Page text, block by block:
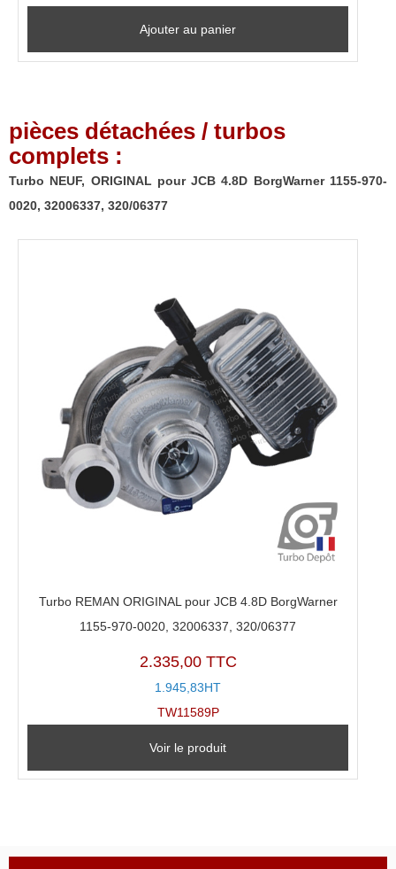
Ajouter au panier
pièces détachées / turbos
complets :
Turbo NEUF, ORIGINAL pour JCB 4.8D BorgWarner 1155-970-
0020, 32006337, 320/06377
Turbo REMAN ORIGINAL pour JCB 4.8D BorgWarner
1155-970-0020, 32006337, 320/06377
2.335,00 TTC
1.945,83HT
TW11589P
Voir le produit